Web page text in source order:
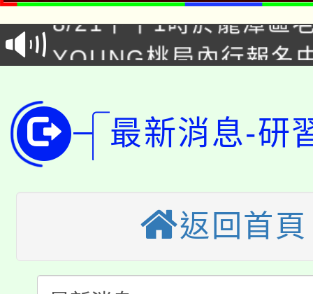
場熱烈登場!
8/21下午1時於龍潭區
徵才活動。
YOUNG桃局內行報名
開!
115年桃園市運動會8/
田徑場及游泳池舉行。
桃園市低收入戶享有免
視費優惠，中低收入戶
半價優惠，詳情可洽有
者。
大園自造教育及科技中
份教師增能研習
大溪自造教育及科技
份教師研習
淨零綠生活教案入校路
最新消息-研
返回首頁